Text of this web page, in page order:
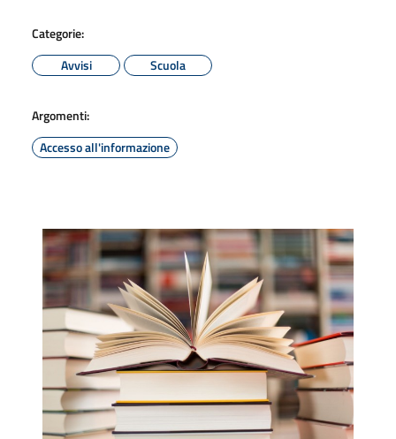
Categorie:
Avvisi
Scuola
Argomenti:
Accesso all'informazione